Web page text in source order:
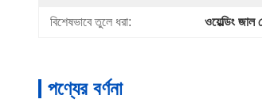
বিশেষভাবে তুলে ধরা: ওয়েল্ডিং জাল
পণ্যের বর্ণনা